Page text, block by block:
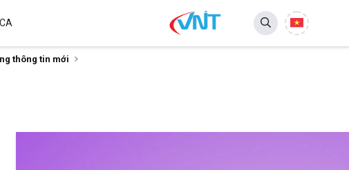
thông tin mới